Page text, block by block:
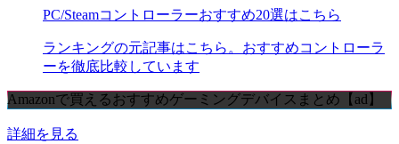
PC/Steamコントローラーおすすめ20選はこちら
ランキングの元記事はこちら。おすすめコントローラ
ーを徹底比較しています
Amazonで買えるおすすめゲーミングデバイスまとめ【ad】
詳細を見る